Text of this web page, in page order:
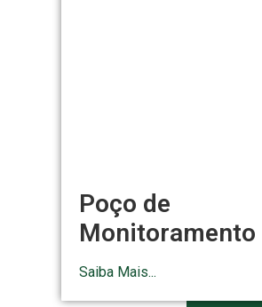
Poço de
Monitoramento
Saiba Mais...